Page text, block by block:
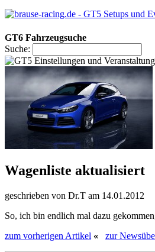
GT6 Fahrzeugsuche
Suche:
Wagenliste aktualisiert
geschrieben von Dr.T am 14.01.2012
So, ich bin endlich mal dazu
zum vorherigen Artikel « zur